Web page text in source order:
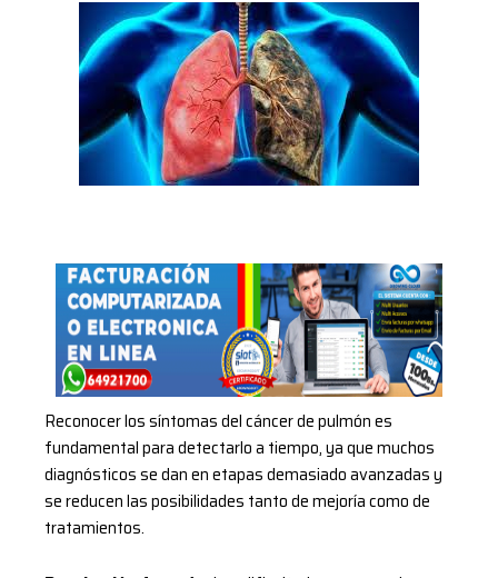
Reconocer los síntomas del cáncer de pulmón es
fundamental para detectarlo a tiempo, ya que muchos
diagnósticos se dan en etapas demasiado avanzadas y
se reducen las posibilidades tanto de mejoría como de
tratamientos.